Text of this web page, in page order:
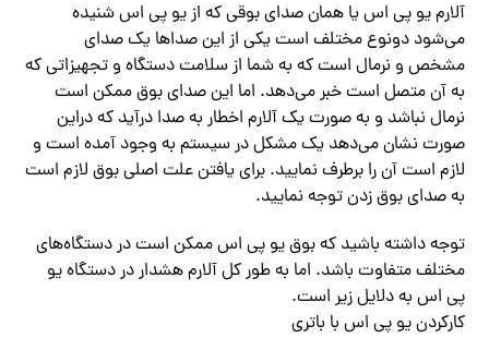
آلارم یو پی اس یا همان صدای بوقی که از یو پی اس شنیده‌
می‌شود دونوع مختلف است یکی از این صداها یک صدای
مشخص و نرمال است که به شما از سلامت دستگاه و تجهیزاتی که
به آن متصل است خبر‌ می‌دهد. اما این صدای بوق ممکن است
نرمال نباشد و به صورت یک آلارم اخطار به صدا درآید که دراین
صورت نشان‌ می‌دهد یک مشکل در سیستم به وجود آمده است و
لازم است آن را برطرف نمایید. برای یافتن علت اصلی بوق لازم است
به صدای بوق زدن توجه نمایید.
توجه داشته باشید که بوق یو پی اس ممکن است در دستگاه‌های
مختلف متفاوت باشد. اما به طور کل آلارم هشدار در دستگاه یو
پی اس به دلایل زیر است.
کارکردن یو پی اس با باتری